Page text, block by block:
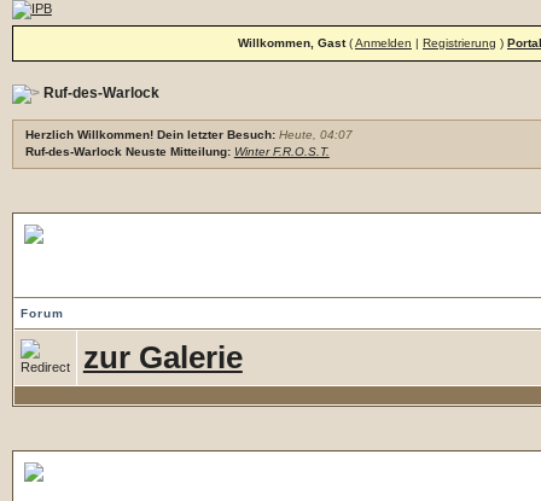
Willkommen, Gast(Anmelden | Registrierung ) Portal
Ruf-des-Warlock
Herzlich Willkommen! Dein letzter Besuch: Heute, 04:07
Ruf-des-Warlock Neuste Mitteilung: Winter F.R.O.S.T.
Forum
zur Galerie